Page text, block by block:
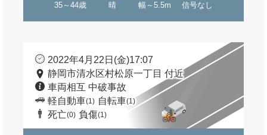
35～44歳 晴 幅～5.5m 信号なし
2022年4月22日(金)17:07
静岡市清水区村松原一丁目 付近
車両相互 中破事故
軽自動車(1) 自転車(1)
死亡(0) 負傷(1)